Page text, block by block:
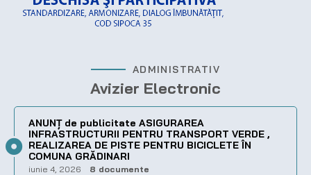
ADMINISTRATIV
Avizier Electronic
ANUNȚ de publicitate ASIGURAREA
INFRASTRUCTURII PENTRU TRANSPORT VERDE ,
REALIZAREA DE PISTE PENTRU BICICLETE ÎN
COMUNA GRĂDINARI
iunie 4, 2026 8 documente